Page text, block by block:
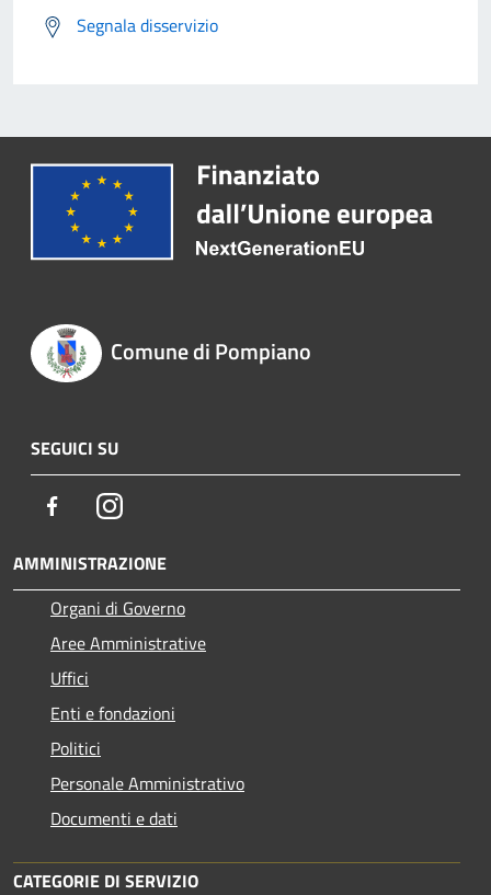
Segnala disservizio
Comune di Pompiano
SEGUICI SU
FacebookInstagram
AMMINISTRAZIONE
Organi di Governo
Aree Amministrative
Uffici
Enti e fondazioni
Politici
Personale Amministrativo
Documenti e dati
CATEGORIE DI SERVIZIO